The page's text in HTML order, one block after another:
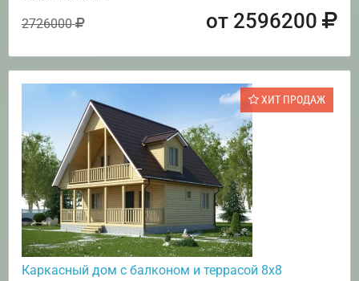
2726000 от 2596200
ХИТ ПРОДАЖ
Каркасный дом с балконом и террасой 8х8